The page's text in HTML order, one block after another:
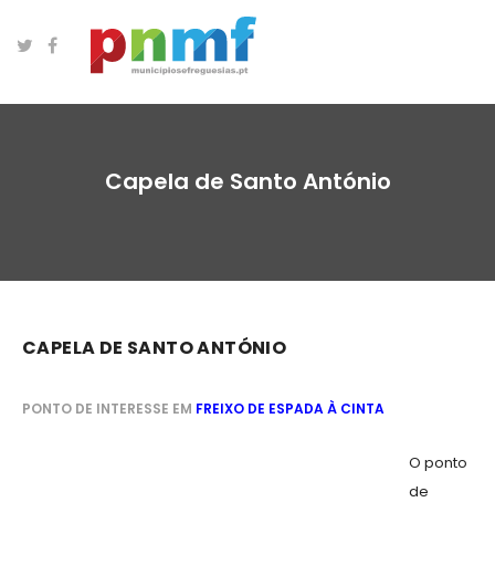
Capela de Santo António
CAPELA DE SANTO ANTÓNIO
PONTO DE INTERESSE EM FREIXO DE ESPADA À CINTA
O ponto
de